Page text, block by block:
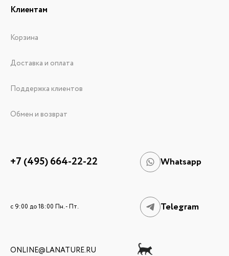
Клиентам
Корзина
Доставка и оплата
Поддержка клиентов
Обмен и возврат
+7 (495) 664-22-22 Whatsapp
c 9:00 до 18:00 Пн. - Пт. Telegram
ONLINE@LANATURE.RU